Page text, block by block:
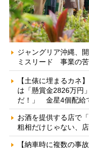
ジャングリア沖縄、
ミスリード 事業の苦
【土俵に埋まるカネ
は「懸賞金2826万円
だ！」 金星4個配給
お酒を提供する店で
粗相だけじゃない、
【納車時に複数の事